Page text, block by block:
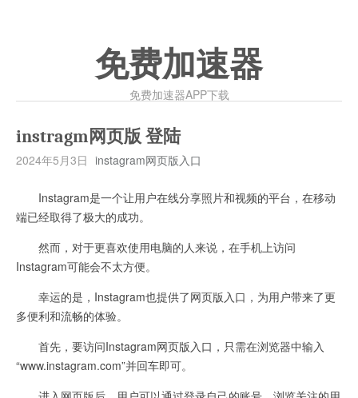
免费加速器
免费加速器APP下载
instragm网页版 登陆
2024年5月3日 instagram网页版入口
Instagram是一个让用户在线分享照片和视频的平台，在移动
端已经取得了极大的成功。
然而，对于更喜欢使用电脑的人来说，在手机上访问
Instagram可能会不太方便。
幸运的是，Instagram也提供了网页版入口，为用户带来了更
多便利和流畅的体验。
首先，要访问Instagram网页版入口，只需在浏览器中输入
“www.instagram.com”并回车即可。